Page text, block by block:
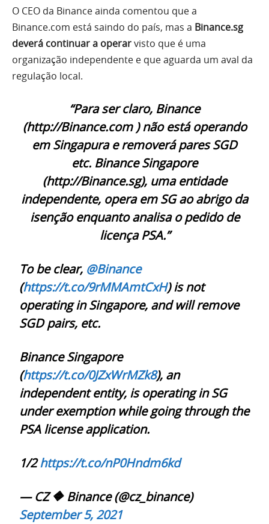
O CEO da Binance ainda comentou que a
Binance.com está saindo do país, mas a Binance.sg
deverá continuar a operarvisto que é uma
organização independente e que aguarda um aval da
regulação local.
“Para ser claro, Binance
(http://Binance.com ) não está operando
em Singapura e removerá pares SGD
etc. Binance Singapore
(http://Binance.sg), uma entidade
independente, opera em SG ao abrigo da
isenção enquanto analisa o pedido de
licença PSA.”
To be clear, @Binance
(https://t.co/9rMMAmtCxH) is not
operating in Singapore, and will remove
SGD pairs, etc.
Binance Singapore
(https://t.co/0JZxWrMZk8), an
independent entity, is operating in SG
under exemption while going through the
PSA license application.
1/2https://t.co/nP0Hndm6kd
— CZ 🔶 Binance (@cz_binance)
September 5, 2021